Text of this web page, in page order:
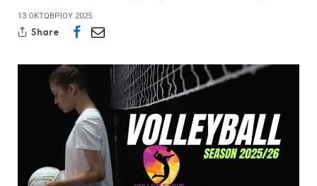
13 ΟΚΤΩΒΡΊΟΥ 2025
Share